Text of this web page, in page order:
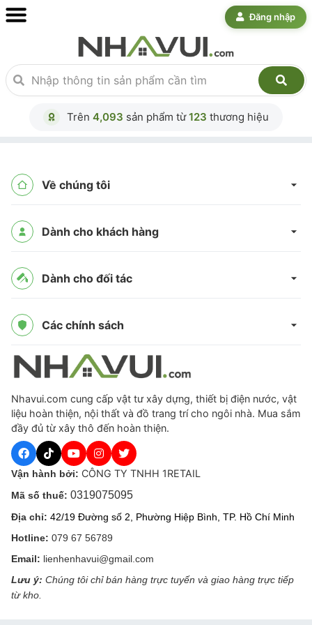
Đăng nhập
Trên 4,093 sản phẩm từ123 thương hiệu
Về chúng tôi
Dành cho khách hàng
Dành cho đối tác
Các chính sách
Nhavui.com cung cấp vật tư xây dựng, thiết bị điện nước, vật
liệu hoàn thiện, nội thất và đồ trang trí cho ngôi nhà. Mua sắm
đầy đủ từ xây thô đến hoàn thiện.
Vận hành bởi: CÔNG TY TNHH 1RETAIL
Mã số thuế: 0319075095
Địa chỉ: 42/19 Đường số 2, Phường Hiệp Bình, TP. Hồ Chí Minh
Hotline: 079 67 56789
Email: lienhenhavui@gmail.com
Lưu ý: Chúng tôi chỉ bán hàng trực tuyến và giao hàng trực tiếp
từ kho.